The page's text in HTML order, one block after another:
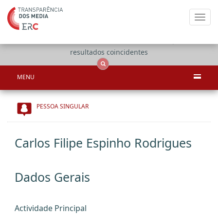
resultados coincidentes
MENU
PESSOA SINGULAR
Carlos Filipe Espinho Rodrigues
Dados Gerais
Actividade Principal